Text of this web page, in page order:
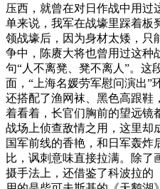
压西，就曾在对日作战中用过
单来说，我军在战壕里踩着板
领战壕后，因为身材太矮，只
争中，陈赓大将也曾用过这种
句“人不离凳、凳不离人”。这
面，“上海名媛劳军慰问演出”
还搭配了渔网袜、黑色高跟鞋
着看着，长官们胸前的望远镜
战场上侦查敌情之用，这里却
国军前线的香艳，和日军轰炸
比，讽刺意味直接拉满。除了
摄手法上，还借鉴了科波拉的